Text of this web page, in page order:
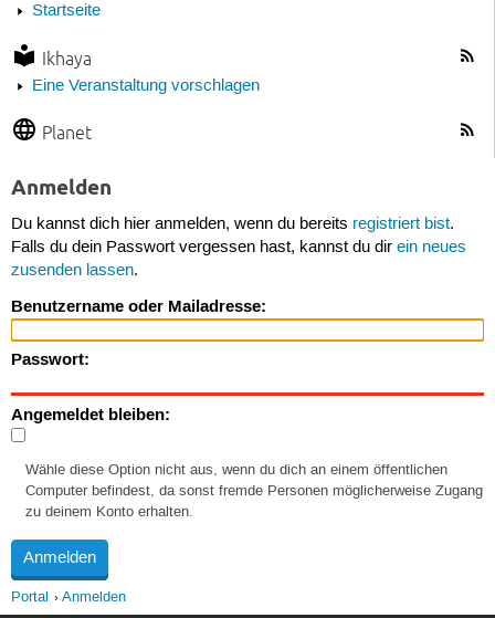
Startseite
Ikhaya
Eine Veranstaltung vorschlagen
Planet
Anmelden
Du kannst dich hier anmelden, wenn du bereits registriert bist.
Falls du dein Passwort vergessen hast, kannst du dir ein neues
zusenden lassen.
Benutzername oder Mailadresse:
Passwort:
Angemeldet bleiben:
Wähle diese Option nicht aus, wenn du dich an einem öffentlichen
Computer befindest, da sonst fremde Personen möglicherweise Zugang
zu deinem Konto erhalten.
Portal Anmelden